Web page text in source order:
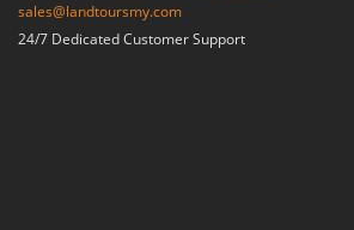
sales@landtoursmy.com
24/7 Dedicated Customer Support